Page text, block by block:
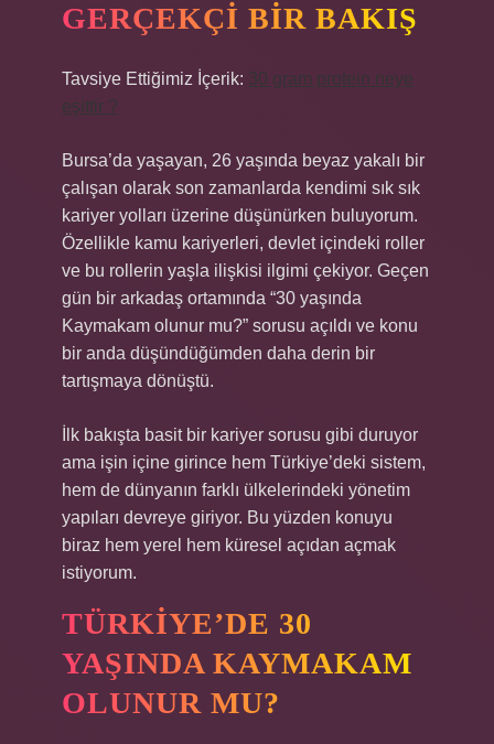
GERÇEKÇI BIR BAKIŞ
Tavsiye Ettiğimiz İçerik: 30 gram protein neye
eşittir ?
Bursa’da yaşayan, 26 yaşında beyaz yakalı bir
çalışan olarak son zamanlarda kendimi sık sık
kariyer yolları üzerine düşünürken buluyorum.
Özellikle kamu kariyerleri, devlet içindeki roller
ve bu rollerin yaşla ilişkisi ilgimi çekiyor. Geçen
gün bir arkadaş ortamında “30 yaşında
Kaymakam olunur mu?” sorusu açıldı ve konu
bir anda düşündüğümden daha derin bir
tartışmaya dönüştü.
İlk bakışta basit bir kariyer sorusu gibi duruyor
ama işin içine girince hem Türkiye’deki sistem,
hem de dünyanın farklı ülkelerindeki yönetim
yapıları devreye giriyor. Bu yüzden konuyu
biraz hem yerel hem küresel açıdan açmak
istiyorum.
TÜRKIYE’DE 30
YAŞINDA KAYMAKAM
OLUNUR MU?